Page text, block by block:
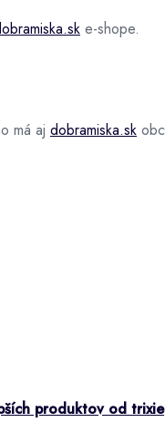
e-shope.
má aj dobramiska.sk
produktov od trixie